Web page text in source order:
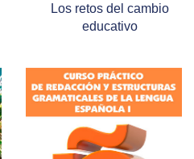
Los retos del cambio
educativo